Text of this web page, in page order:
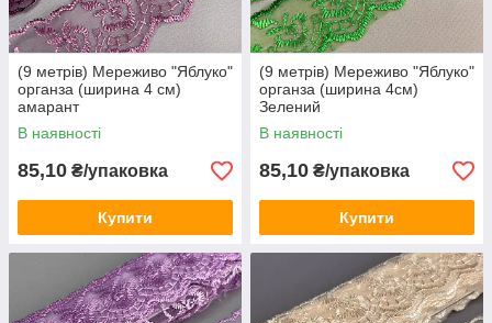
(9 метрів) Мереживо "Яблуко"
органза (ширина 4 см)
амарант
В наявності
85,10 ₴/упаковка
Купити
(9 метрів) Мереживо "Яблуко"
органза (ширина 4см)
Зелений
В наявності
85,10 ₴/упаковка
Купити